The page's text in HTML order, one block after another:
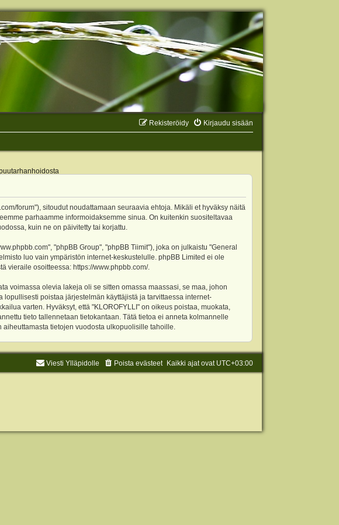
Kirjaudu sisään
Rekisteröidy
forum"), sitoudut noudattamaan seuraavia ehtoja. Mikäli et hyväksy näitä
parhaamme informoidaksemme sinua. On kuitenkin suositeltavaa
kuin ne on päivitetty tai korjattu.
"phpBB Group", "phpBB Tiimit"), joka on julkaistu "General
luo vain ympäristön internet-keskustelulle. phpBB Limited ei ole
vieraile osoitteessa: https://www.phpbb.com/.
voimassa olevia lakeja oli se sitten omassa maassasi, se maa, johon
poistaa järjestelmän käyttäjistä ja tarvittaessa internet-
varten. Hyväksyt, että "KLOROFYLLI" on oikeus poistaa, muokata,
tieto tallennetaan tietokantaan. Tätä tietoa ei anneta kolmannelle
tietojen vuodosta ulkopuolisille tahoille.
Kaikki ajat ovat UTC+03:00
Poista evästeet
Viesti Ylläpidolle